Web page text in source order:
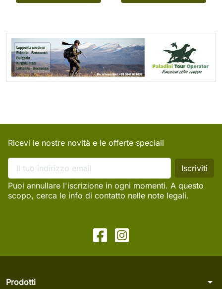
Ricevi le nostre novità e le offerte speciali
Puoi annullare l'iscrizione in ogni momenti. A questo
scopo, cerca le info di contatto nelle note legali.
Prodotti arrow_drop_down